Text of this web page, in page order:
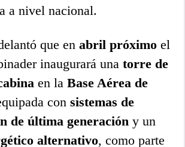
a nivel nacional.
que enabril próximo el
inaugurará unatorre de
en laBase Aérea de
consistemas de
de última generación y un
alternativo, como parte